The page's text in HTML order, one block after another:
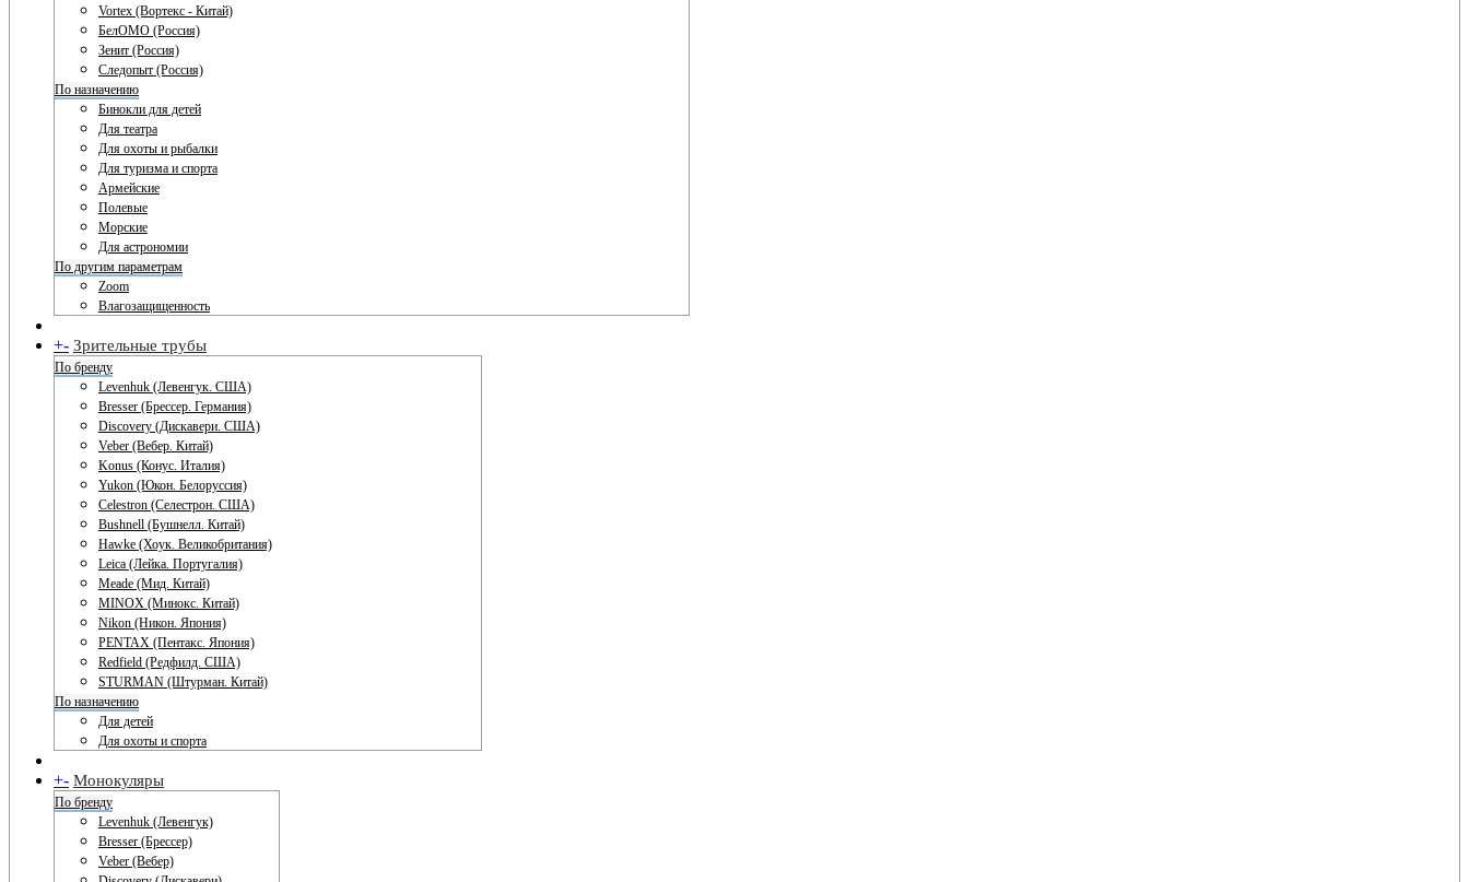
Vortex (Вортекс - Китай)
БелОМО (Россия)
Зенит (Россия)
Следопыт (Россия)
По назначению
Бинокли для детей
Для театра
Для охоты и рыбалки
Для туризма и спорта
Армейские
Полевые
Морские
Для астрономии
По другим параметрам
Zoom
Влагозащищенность
+- Зрительные трубы
По бренду
Levenhuk (Левенгук. США)
Bresser (Брессер. Германия)
Discovery (Дискавери. США)
Veber (Вебер. Китай)
Konus (Конус. Италия)
Yukon (Юкон. Белоруссия)
Celestron (Селестрон. США)
Bushnell (Бушнелл. Китай)
Hawke (Хоук. Великобритания)
Leica (Лейка. Португалия)
Meade (Мид. Китай)
MINOX (Минокс. Китай)
Nikon (Никон. Япония)
PENTAX (Пентакс. Япония)
Redfield (Редфилд. США)
STURMAN (Штурман. Китай)
По назначению
Для детей
Для охоты и спорта
+- Монокуляры
По бренду
Levenhuk (Левенгук)
Bresser (Брессер)
Veber (Вебер)